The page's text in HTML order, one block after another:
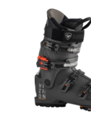
-
exterioara poate
presiune
N.F.S. Liner -
-Padding
anatomica a
-Linerul